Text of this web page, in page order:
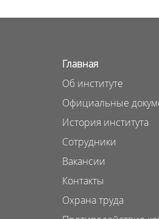
Главная
Об институте
Официальные
История института
Сотрудники
Вакансии
Контакты
Охрана труда